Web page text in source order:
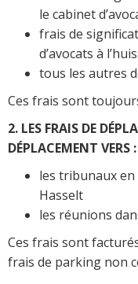
le cabinet
frais de
d’avocats à
tous les autres
Ces frais sont
2. LES FRAIS DE
DÉPLACEMENT VERS :
les tribunaux en
Hasselt
les réunions
Ces frais sont
frais de parking non